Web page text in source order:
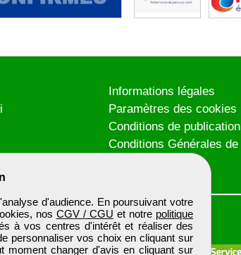
d'audience. En poursuivant votre
nos CGV / CGU et notre politique
à vos centres d'intérêt et réaliser des
personnaliser vos choix en cliquant sur
moment changer d'avis en cliquant sur
Informations légales
Paramètres des cookies
Conditions de publication
Conditions Générales de